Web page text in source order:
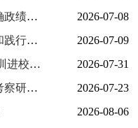
校长魏荣庆讲授树立和践行正确政绩观学习教育专题党课
2026-07-08
校党委副书记赵红军讲授树立和践行正确政绩观学习教育专题党课
2026-07-09
校地携手赋能就业 求职能力实训进校园暨校地服务签约仪式在我校...
2026-07-31
山东师范大学研究生院来我校考察研究生实习实践基地建设
2026-07-23
2026-08-06